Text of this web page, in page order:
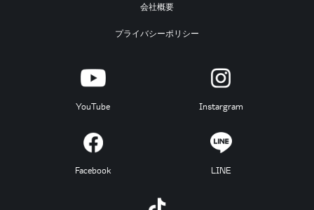
会社概要
プライバシーポリシー
YouTube Instargram
Facebook LINE